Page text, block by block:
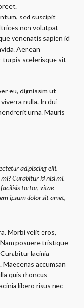
sed suscipit
non volutpat
venenatis sapien id
Aenean
turpis scelerisque sit
eu, dignissim ut
nulla. In dui
urna. Mauris
adipiscing elit.
Curabitur id nisl mi,
tortor, vitae
ipsum dolor sit amet,
Morbi velit eros,
posuere tristique
lacinia
accumsan
quis rhoncus
libero risus nec